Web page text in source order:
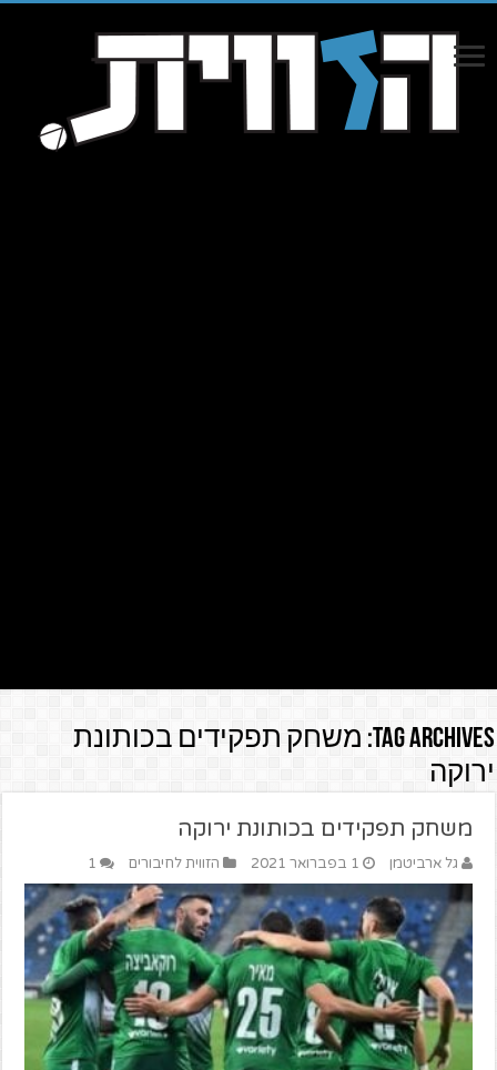
Tag Archives: משחק תפקידים בכותונת
ירוקה
משחק תפקידים בכותונת ירוקה
גל ארביטמן 1 בפברואר 2021 הזווית לחיבורים 1